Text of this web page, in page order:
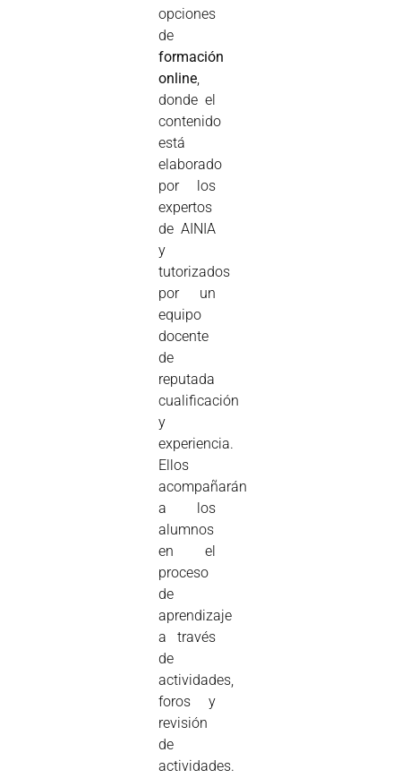
opciones
de
formación
online,
donde el
contenido
está
elaborado
por los
expertos
de AINIA
y
tutorizados
por un
equipo
docente
de
reputada
cualificación
y
experiencia.
Ellos
acompañarán
a los
alumnos
en el
proceso
de
aprendizaje
a través
de
actividades,
foros y
revisión
de
actividades.